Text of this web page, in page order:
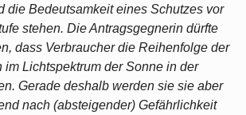
die Bedeutsamkeit eines Schutzes vor
stehen. Die Antragsgegnerin dürfte
dass Verbraucher die Reihenfolge der
im Lichtspektrum der Sonne in der
Gerade deshalb werden sie sie aber
nach (absteigender) Gefährlichkeit